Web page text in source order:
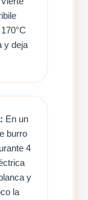
y deja
En un
burro
4
y
la